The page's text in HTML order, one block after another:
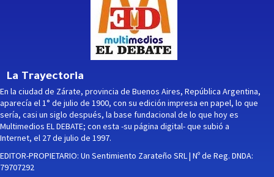
La Trayectoria
En la ciudad de Zárate, provincia de Buenos Aires, República Argentina,
aparecía el 1° de julio de 1900, con su edición impresa en papel, lo que
sería, casi un siglo después, la base fundacional de lo que hoy es
Multimedios EL DEBATE; con esta -su página digital- que subió a
Internet, el 27 de julio de 1997.
EDITOR-PROPIETARIO: Un Sentimiento Zarateño SRL | Nº de Reg. DNDA:
79707292